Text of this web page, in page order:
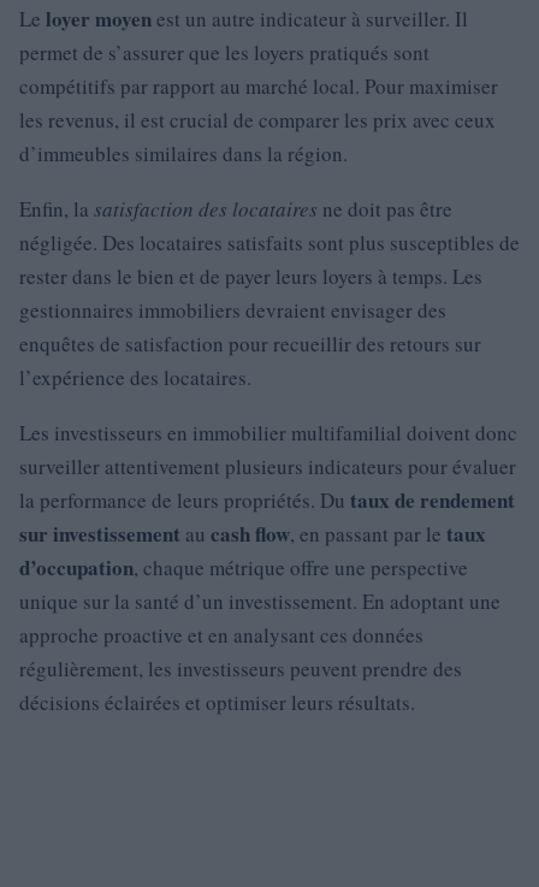
Le loyer moyenest un autre indicateur à surveiller. Il
permet de s’assurer que les loyers pratiqués sont
compétitifs par rapport au marché local. Pour maximiser
les revenus, il est crucial de comparer les prix avec ceux
d’immeubles similaires dans la région.
Enfin, la satisfaction des locataires ne doit pas être
négligée. Des locataires satisfaits sont plus susceptibles de
rester dans le bien et de payer leurs loyers à temps. Les
gestionnaires immobiliers devraient envisager des
enquêtes de satisfaction pour recueillir des retours sur
l’expérience des locataires.
Les investisseurs en immobilier multifamilial doivent donc
surveiller attentivement plusieurs indicateurs pour évaluer
la performance de leurs propriétés. Du taux de rendement
sur investissement au cash flow, en passant par le taux
d’occupation, chaque métrique offre une perspective
unique sur la santé d’un investissement. En adoptant une
approche proactive et en analysant ces données
régulièrement, les investisseurs peuvent prendre des
décisions éclairées et optimiser leurs résultats.